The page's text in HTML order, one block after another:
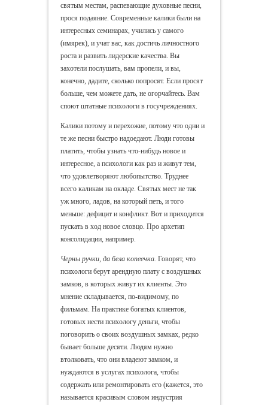
святым местам, распевающие духовные песни,
прося подаяние. Современные калики были на
интересных семинарах, учились у самого
(имярек), и учат вас, как достичь личностного
роста и развить лидерские качества. Вы
захотели послушать, вам пропели, и вы,
конечно, дадите, сколько попросят. Если просят
больше, чем можете дать, не огорчайтесь. Вам
споют штатные психологи в госучреждениях.
Калики потому и перехожие, потому что одни и
те же песни быстро надоедают. Люди готовы
платить, чтобы узнать что-нибудь новое и
интересное, а психологи как раз и живут тем,
что удовлетворяют любопытство. Труднее
всего каликам на окладе. Святых мест не так
уж много, ладов, на который петь, и того
меньше: дефицит и конфликт. Вот и приходится
пускать в ход новое словцо. Про архетип
консолидации, например.
Черны ручки, да бела копеечка. Говорят, что
психологи берут арендную плату с воздушных
замков, в которых живут их клиенты. Это
мнение складывается, по-видимому, по
фильмам. На практике богатых клиентов,
готовых нести психологу деньги, чтобы
поговорить о своих воздушных замках, редко
бывает больше десяти. Людям нужно
втолковать, что они владеют замком, и
нуждаются в услугах психолога, чтобы
содержать или ремонтировать его (кажется, это
называется красивым словом индустрия